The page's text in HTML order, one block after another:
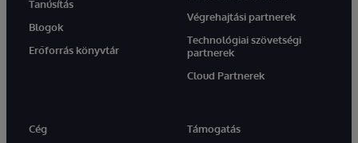
Tanúsítás
Blogok
Erőforrás könyvtár
Végrehajtási partnerek
Technológiai szövetségi
partnerek
Cloud Partnerek
Cég Támogatás